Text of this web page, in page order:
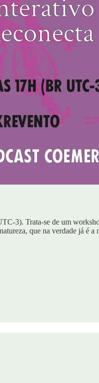
3). Trata-se de um
que na verdade já é